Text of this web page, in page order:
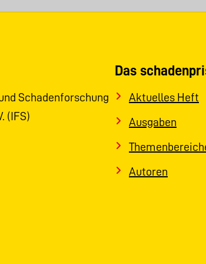
Schadenforschung
(IFS)
Das
Aktuelles Heft
Ausgaben
Autoren